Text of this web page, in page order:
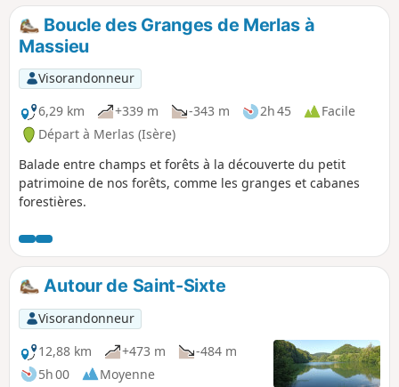
Boucle des Granges de Merlas à
Massieu
Visorandonneur
6,29 km
+339 m -343 m 2h 45
Facile
Départ à Merlas (Isère)
Balade entre champs et forêts à la découverte du petit
patrimoine de nos forêts, comme les granges et cabanes
forestières.
Autour de Saint-Sixte
Visorandonneur
12,88 km
+473 m
-484 m
5h 00
Moyenne